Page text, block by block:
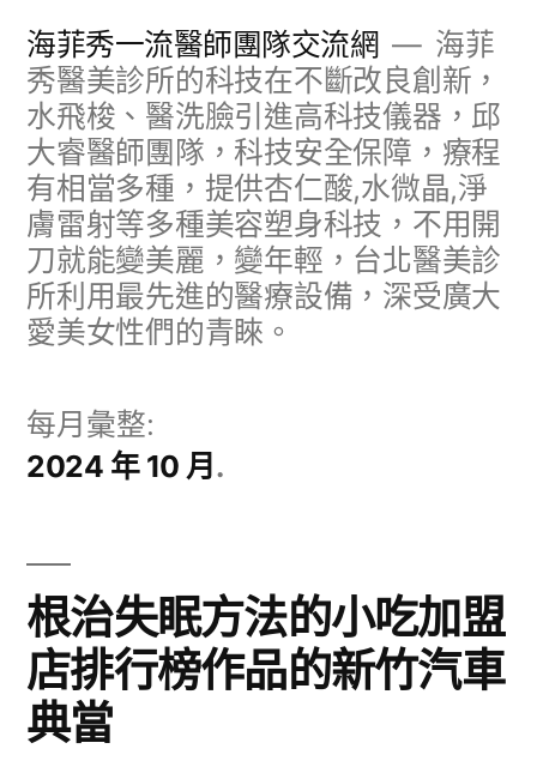
海菲秀一流醫師團隊交流網
海菲
秀醫美診所的科技在不斷改良創新，
水飛梭、醫洗臉引進高科技儀器，邱
大睿醫師團隊，科技安全保障，療程
有相當多種，提供杏仁酸,水微晶,淨
膚雷射等多種美容塑身科技，不用開
刀就能變美麗，變年輕，台北醫美診
所利用最先進的醫療設備，深受廣大
愛美女性們的青睞。
每月彙整:
2024 年 10 月
根治失眠方法的小吃加盟
店排行榜作品的新竹汽車
典當